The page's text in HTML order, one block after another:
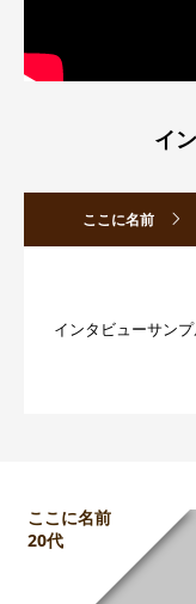
イ
ここに名前
インタビューサン
ここに名前
20代